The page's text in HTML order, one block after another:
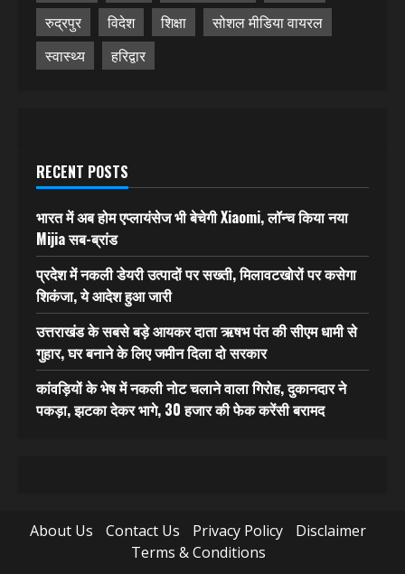
रुद्रपुर
विदेश शिक्षा
सोशल मीडिया वायरल
स्वास्थ्य
हरिद्वार
RECENT POSTS
भारत में अब होम एप्लायंसेज भी बेचेगी Xiaomi, लॉन्च किया नया
Mijia सब-ब्रांड
प्रदेश में नकली डेयरी उत्पादों पर सख्ती, मिलावटखोरों पर कसेगा
शिकंजा, ये आदेश हुआ जारी
उत्तराखंड के सबसे बड़े आयकर दाता ऋषभ पंत की सीएम धामी से
गुहार, घर बनाने के लिए जमीन दिला दो सरकार
कांवड़ियों के भेष में नकली नोट चलाने वाला गिरोह, दुकानदार ने
पकड़ा, झटका देकर भागे, 30 हजार की फेक करेंसी बरामद
About Us Contact Us Privacy Policy
Disclaimer
Terms & Conditions